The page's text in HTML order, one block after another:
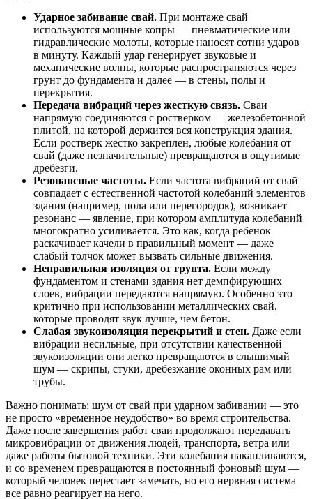
Ударное забивание свай. При монтаже свай
используются мощные копры — пневматические или
гидравлические молоты, которые наносят сотни ударов
в минуту. Каждый удар генерирует звуковые и
механические волны, которые распространяются через
грунт до фундамента и далее — в стены, полы и
перекрытия.
Передача вибраций через жесткую связь. Сваи
напрямую соединяются с ростверком — железобетонной
плитой, на которой держится вся конструкция здания.
Если ростверк жестко закреплен, любые колебания от
свай (даже незначительные) превращаются в ощутимые
дребезги.
Резонансные частоты. Если частота вибраций от свай
совпадает с естественной частотой колебаний элементов
здания (например, пола или перегородок), возникает
резонанс — явление, при котором амплитуда колебаний
многократно усиливается. Это как, когда ребенок
раскачивает качели в правильный момент — даже
слабый толчок может вызвать сильные движения.
Неправильная изоляция от грунта. Если между
фундаментом и стенами здания нет демпфирующих
слоев, вибрации передаются напрямую. Особенно это
критично при использовании металлических свай,
которые проводят звук лучше, чем бетон.
Слабая звукоизоляция перекрытий и стен. Даже если
вибрации несильные, при отсутствии качественной
звукоизоляции они легко превращаются в слышимый
шум — скрипы, стуки, дребезжание оконных рам или
трубы.
Важно понимать: шум от свай при ударном забивании — это
не просто «временное неудобство» во время строительства.
Даже после завершения работ сваи продолжают передавать
микровибрации от движения людей, транспорта, ветра или
даже работы бытовой техники. Эти колебания накапливаются,
и со временем превращаются в постоянный фоновый шум —
который человек перестает замечать, но его нервная система
все равно реагирует на него.